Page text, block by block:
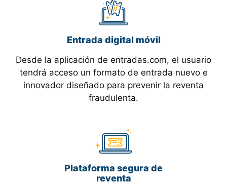
Entrada digital móvil
Desde la aplicación de entradas.com, el usuario
tendrá acceso un formato de entrada nuevo e
innovador diseñado para prevenir la reventa
fraudulenta.
Plataforma segura de
reventa